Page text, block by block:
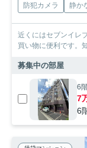
防犯カメラ
静か
近くにはセブンイレ
買い物に便利です。
募集中の部屋
6
7
6